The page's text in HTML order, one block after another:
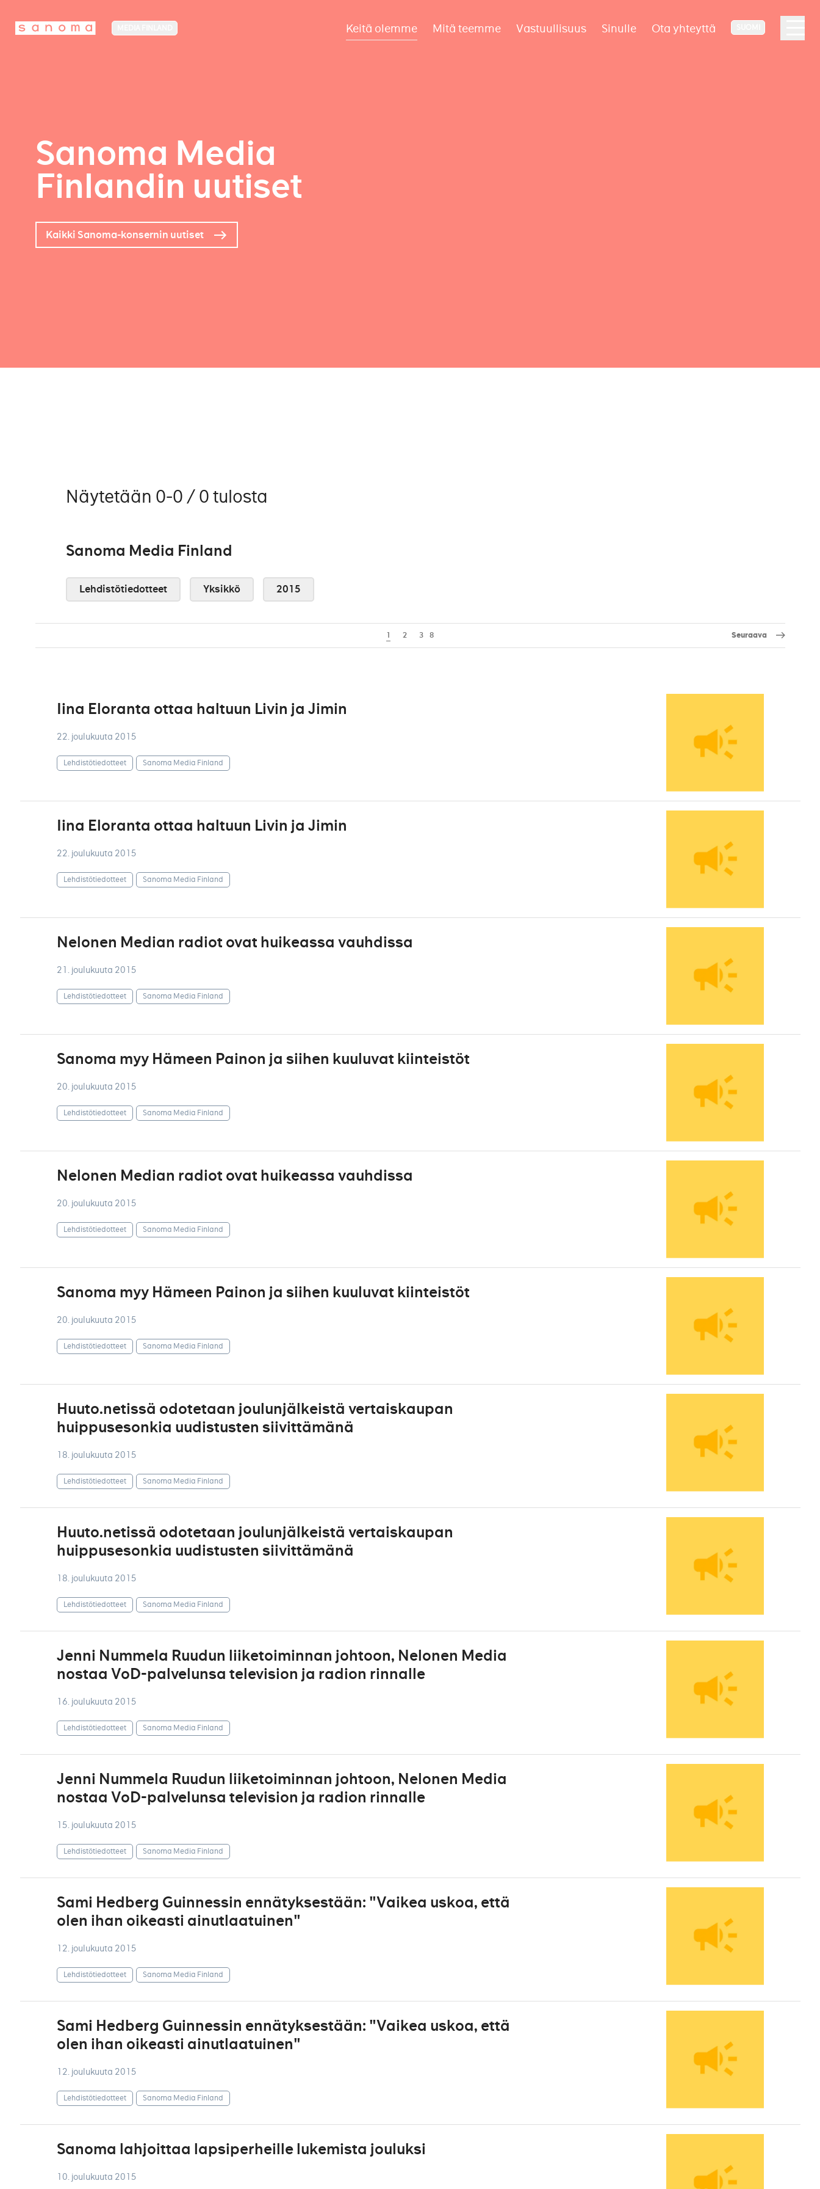
Keitä olemme Mitä teemme Vastuullisuus Sinulle Ota yhteyttä
Sanoma Media
Finlandin uutiset
Kaikki Sanoma-konsernin uutiset
Näytetään 0-0 / 0 tulosta
Sanoma Media Finland
Lehdistötiedotteet Yksikkö 2015
1 2 3 8 Seuraava
Iina Eloranta ottaa haltuun Livin ja Jimin
22. joulukuuta 2015
Lehdistötiedotteet Sanoma Media Finland
Iina Eloranta ottaa haltuun Livin ja Jimin
22. joulukuuta 2015
Lehdistötiedotteet Sanoma Media Finland
Nelonen Median radiot ovat huikeassa vauhdissa
21. joulukuuta 2015
Lehdistötiedotteet Sanoma Media Finland
Sanoma myy Hämeen Painon ja siihen kuuluvat kiinteistöt
20. joulukuuta 2015
Lehdistötiedotteet Sanoma Media Finland
Nelonen Median radiot ovat huikeassa vauhdissa
20. joulukuuta 2015
Lehdistötiedotteet Sanoma Media Finland
Sanoma myy Hämeen Painon ja siihen kuuluvat kiinteistöt
20. joulukuuta 2015
Lehdistötiedotteet Sanoma Media Finland
Huuto.netissä odotetaan joulunjälkeistä vertaiskaupan
huippusesonkia uudistusten siivittämänä
18. joulukuuta 2015
Lehdistötiedotteet Sanoma Media Finland
Huuto.netissä odotetaan joulunjälkeistä vertaiskaupan
huippusesonkia uudistusten siivittämänä
18. joulukuuta 2015
Lehdistötiedotteet Sanoma Media Finland
Jenni Nummela Ruudun liiketoiminnan johtoon, Nelonen Media
nostaa VoD-palvelunsa television ja radion rinnalle
16. joulukuuta 2015
Lehdistötiedotteet Sanoma Media Finland
Jenni Nummela Ruudun liiketoiminnan johtoon, Nelonen Media
nostaa VoD-palvelunsa television ja radion rinnalle
15. joulukuuta 2015
Lehdistötiedotteet Sanoma Media Finland
Sami Hedberg Guinnessin ennätyksestään: "Vaikea uskoa, että
olen ihan oikeasti ainutlaatuinen"
12. joulukuuta 2015
Lehdistötiedotteet Sanoma Media Finland
Sami Hedberg Guinnessin ennätyksestään: "Vaikea uskoa, että
olen ihan oikeasti ainutlaatuinen"
12. joulukuuta 2015
Lehdistötiedotteet Sanoma Media Finland
Sanoma lahjoittaa lapsiperheille lukemista jouluksi
10. joulukuuta 2015